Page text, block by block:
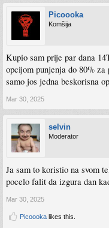
Picoooka
Komšija
Kupio sam prije par dana
opcijom punjenja do 80%
samo jos jedna beskorisna
Mar 30, 2025
selvin
Moderator
Ja sam to koristio na svom
pocelo falit da izgura dan
Mar 30, 2025
Picoooka likes this.